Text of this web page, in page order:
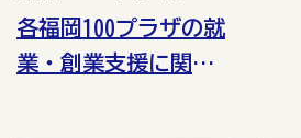
各福岡100プラザの就
業・創業支援に関す